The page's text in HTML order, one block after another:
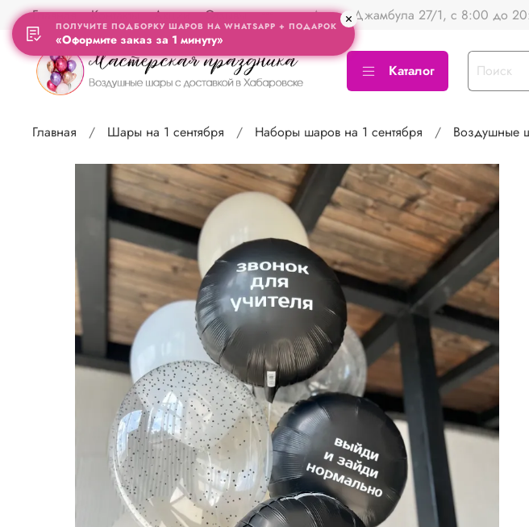
Главная Контакты Акции Отзывы Адрес Джамбула 27/1, с 8:00 до
Каталог
Главная Шары на 1 сентября Наборы шаров на 1 сентября Воздушные
ПОЛУЧИТЕ ПОДБОРКУ ШАРОВ НА WHATSAPP + ПОДАРОК
«Оформите заказ за 1 минуту»